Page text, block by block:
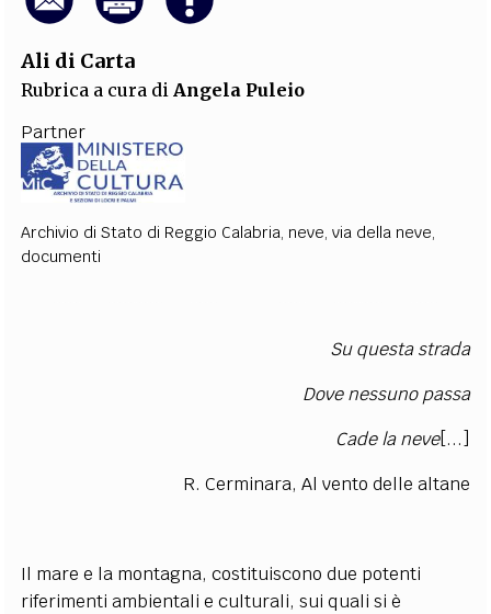
Ali di Carta
Rubrica a cura di Angela Puleio
Partner
Archivio di Stato di Reggio Calabria, neve,via della neve,
documenti
Su questa strada
Dove nessuno passa
Cade la neve[...]
R. Cerminara, Al vento delle altane
Il mare e la montagna, costituiscono due potenti
riferimenti ambientali e culturali, sui quali si è